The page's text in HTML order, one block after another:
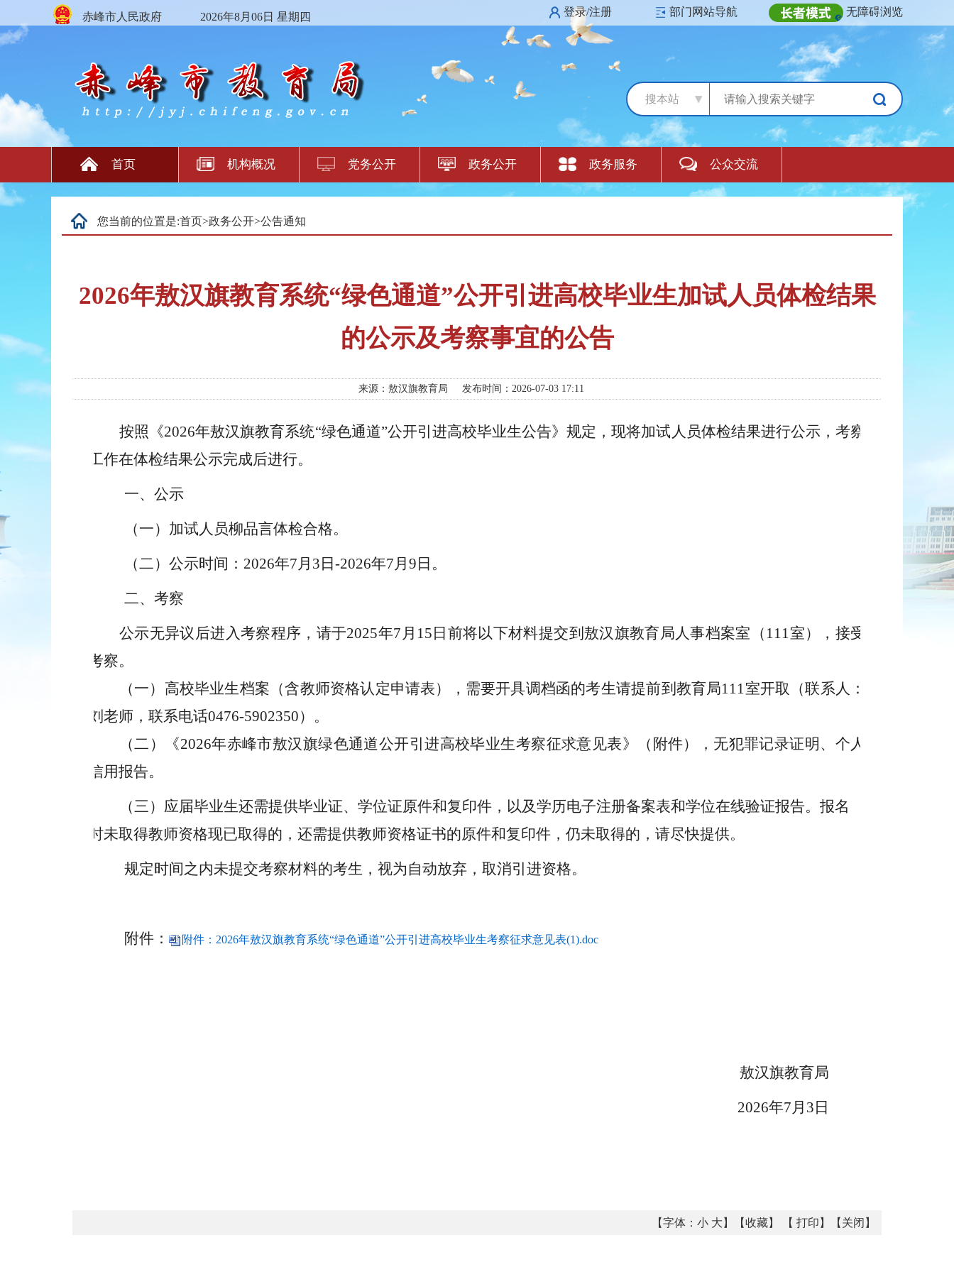
赤峰市人民政府 2026年8月06日 星期四 登录/注册 部门网站导航 无障碍浏览
搜本站
首页 机构概况 党务公开 政务公开 政务服务 公众交流
您当前的位置是:首页>政务公开>公告通知
2026年敖汉旗教育系统“绿色通道”公开引进高校毕业生加试人员体检结果
的公示及考察事宜的公告
来源：敖汉旗教育局 发布时间：2026-07-03 17:11
按照《2026年敖汉旗教育系统“绿色通道”公开引 进高校毕业生公告》规定，现将加试人员体检结果进行公示， 考察
工作在体检结果公示完成后进行。
一、公示
（一）加试人员柳品言体检合格。
（二） 公示时间 ： 2026年7月 3 日 -2026年7月 9 日。
二、考察
公示无异议后进入考察程序，请于2025年7月15日前将以下材料提交到敖汉旗教育局人事档案室（ 111室） ， 接受
考察。
（一） 高校毕业生档案（含教师资格认定申请表） ， 需要开具调档函的考生请提前到教育局111室开取
（联系人：
刘老师，联系电话0476-5902350） 。
（二）
《2026年赤峰市敖汉旗绿色通道公开引进高校毕业生考察征求意见表》（附件）， 无犯罪记录证明、个人
信用报告。
（三） 应届毕业生还需提供毕业证、学位证原件和复印件，以及学历电子注册备案表和学位在线验证报告。报名
时未取得教师资格现已取得的，还需提供教师资格证书的原件和复印件，仍未取得的，请尽快提供。
规定时间之内未提交考察材料的考生，视为自动放弃，取消引进资格。
附件： 附件：2026年敖汉旗教育系统“绿色通道”公开引进高校毕业生考察征求意见表(1).doc
敖汉旗教育局
2026年7月3日
【字体： 小 大 】【收藏】 【 打印 】【 关闭 】